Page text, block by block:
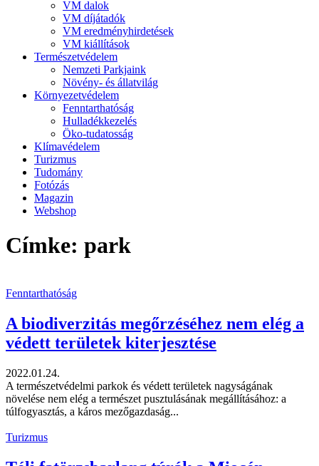
VM dalok
VM díjátadók
VM eredményhirdetések
VM kiállítások
Természetvédelem
Nemzeti Parkjaink
Növény- és állatvilág
Környezetvédelem
Fenntarthatóság
Hulladékkezelés
Öko-tudatosság
Klímavédelem
Turizmus
Tudomány
Fotózás
Magazin
Webshop
Címke: park
Fenntarthatóság
A biodiverzitás megőrzéséhez nem elég a
védett területek kiterjesztése
2022.01.24.
A természetvédelmi parkok és védett területek nagyságának
növelése nem elég a természet pusztulásának megállításához: a
túlfogyasztás, a káros mezőgazdaság...
Turizmus